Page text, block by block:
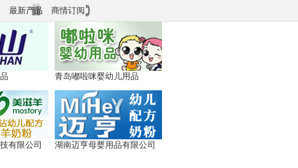
最新产品 商情订阅
青岛嘟啦咪婴幼儿用品
有限公司 湖南迈亨母婴用品有限公司